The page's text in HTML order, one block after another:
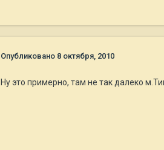
Опубликовано 8 октября, 2010
Ну это примерно, там не так далеко